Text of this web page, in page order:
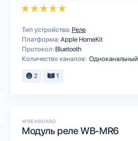
Тип устройства: Реле
Платформа:Apple HomeKit
Протокол: Bluetooth
Количество каналов: Одноканальный
2 1
WIRENBOARD
Модуль реле WB-MR6